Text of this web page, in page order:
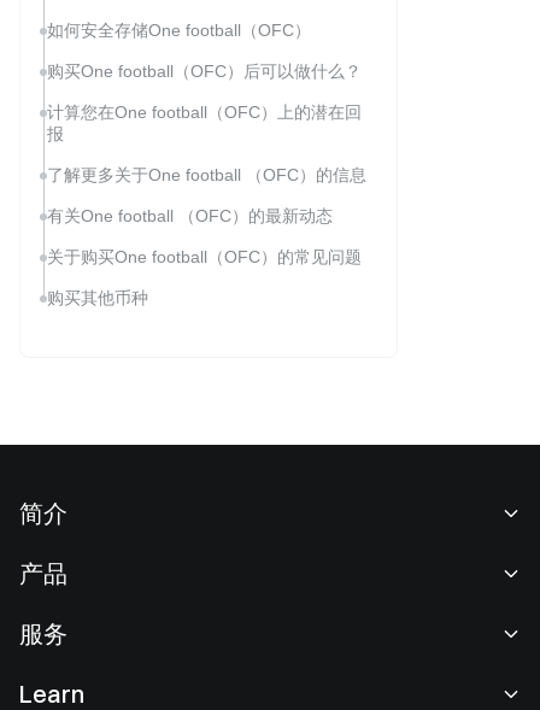
如何安全存储One football（OFC）
购买One football（OFC）后可以做什么？
计算您在One football（OFC）上的潜在回
报
了解更多关于One football （OFC）的信息
有关One football （OFC）的最新动态
关于购买One football（OFC）的常见问题
购买其他币种
简介
新闻中心
产品
现货交易
服务
Learn